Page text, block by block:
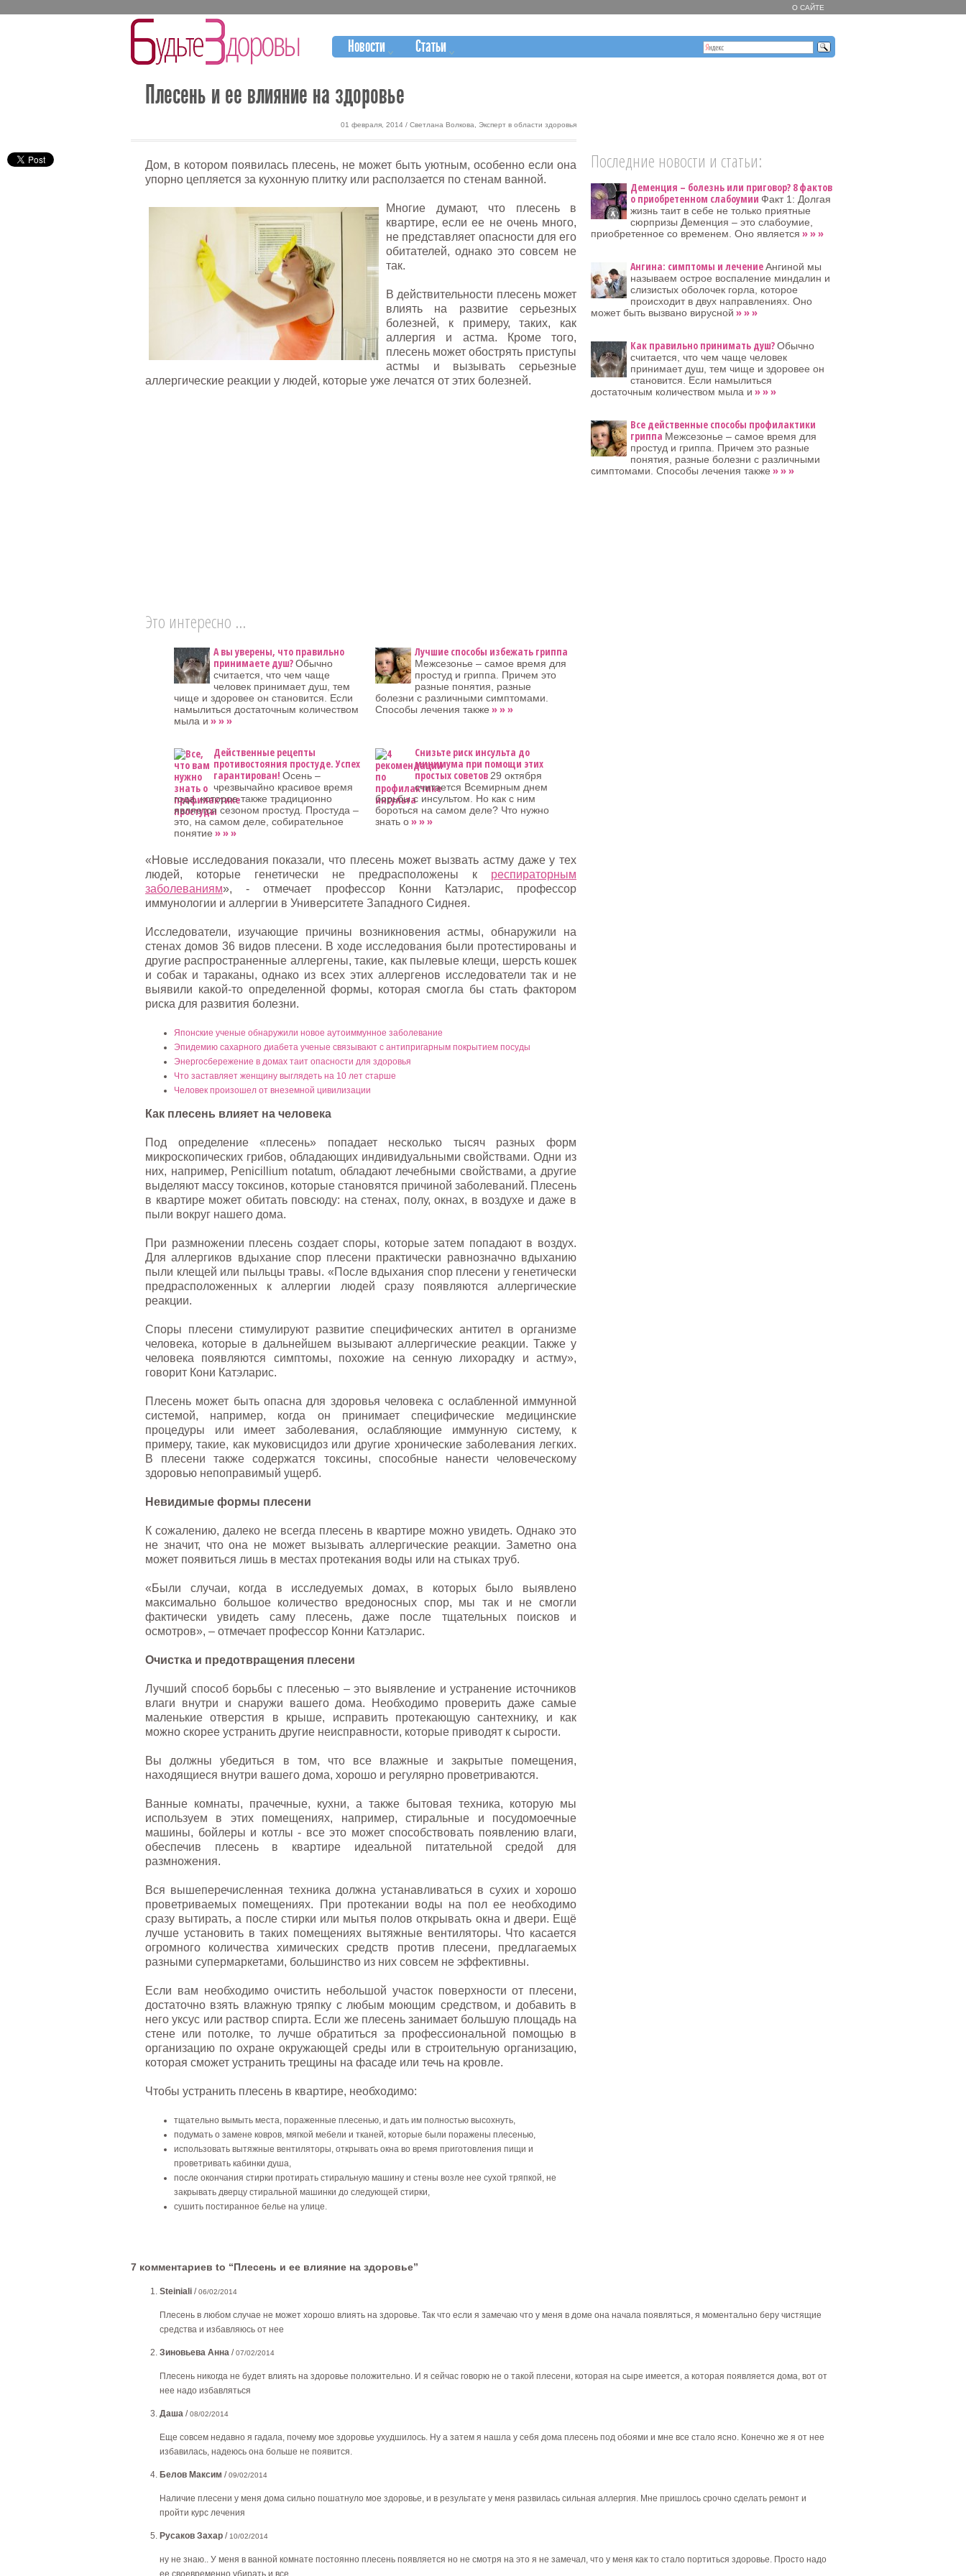
О САЙТЕ
Новости Статьи
Плесень и ее влияние на здоровье
01 февраля, 2014 / Светлана Волкова, Эксперт в области здоровья
Дом, в котором появилась плесень, не может быть уютным, особенно если она
упорно цепляется за кухонную плитку или расползается по стенам ванной.
Многие думают, что плесень в
квартире, если ее не очень много,
не представляет опасности для его
обитателей, однако это совсем не
так.
В действительности плесень может
влиять на развитие серьезных
болезней, к примеру, таких, как
аллергия и астма. Кроме того,
плесень может обострять приступы
астмы и вызывать серьезные
аллергические реакции у людей, которые уже лечатся от этих болезней.
Это интересно ...
А вы уверены, что правильно
принимаете душ?Обычно
считается, что чем чаще
человек принимает душ, тем
чище и здоровее он становится. Если
намылиться достаточным количеством
мыла и » » »
Лучшие способы избежать гриппа
Межсезонье – самое время для
простуд и гриппа. Причем это
разные понятия, разные
болезни с различными симптомами.
Способы лечения также » » »
Действенные рецепты
противостояния простуде. Успех
гарантирован! Осень –
чрезвычайно красивое время
года, которое также традиционно
является сезоном простуд. Простуда –
это, на самом деле, собирательное
понятие » » »
Снизьте риск инсульта до
минимума при помощи этих
простых советов 29 октября
считается Всемирным днем
борьбы с инсультом. Но как с ним
бороться на самом деле? Что нужно
знать о» » »
«Новые исследования показали, что плесень может вызвать астму даже у тех
людей, которые генетически не предрасположены к респираторным
заболеваниям», - отмечает профессор Конни Катэларис, профессор
иммунологии и аллергии в Университете Западного Сиднея.
Исследователи, изучающие причины возникновения астмы, обнаружили на
стенах домов 36 видов плесени. В ходе исследования были протестированы и
другие распространенные аллергены, такие, как пылевые клещи, шерсть кошек
и собак и тараканы, однако из всех этих аллергенов исследователи так и не
выявили какой-то определенной формы, которая смогла бы стать фактором
риска для развития болезни.
Японские ученые обнаружили новое аутоиммунное заболевание
Эпидемию сахарного диабета ученые связывают с антипригарным покрытием посуды
Энергосбережение в домах таит опасности для здоровья
Что заставляет женщину выглядеть на 10 лет старше
Человек произошел от внеземной цивилизации
Как плесень влияет на человека
Под определение «плесень» попадает несколько тысяч разных форм
микроскопических грибов, обладающих индивидуальными свойствами. Одни из
них, например, Penicillium notatum, обладают лечебными свойствами, а другие
выделяют массу токсинов, которые становятся причиной заболеваний. Плесень
в квартире может обитать повсюду: на стенах, полу, окнах, в воздухе и даже в
пыли вокруг нашего дома.
При размножении плесень создает споры, которые затем попадают в воздух.
Для аллергиков вдыхание спор плесени практически равнозначно вдыханию
пыли клещей или пыльцы травы. «После вдыхания спор плесени у генетически
предрасположенных к аллергии людей сразу появляются аллергические
реакции.
Споры плесени стимулируют развитие специфических антител в организме
человека, которые в дальнейшем вызывают аллергические реакции. Также у
человека появляются симптомы, похожие на сенную лихорадку и астму»,
говорит Кони Катэларис.
Плесень может быть опасна для здоровья человека с ослабленной иммунной
системой, например, когда он принимает специфические медицинские
процедуры или имеет заболевания, ослабляющие иммунную систему, к
примеру, такие, как муковисцидоз или другие хронические заболевания легких.
В плесени также содержатся токсины, способные нанести человеческому
здоровью непоправимый ущерб.
Невидимые формы плесени
К сожалению, далеко не всегда плесень в квартире можно увидеть. Однако это
не значит, что она не может вызывать аллергические реакции. Заметно она
может появиться лишь в местах протекания воды или на стыках труб.
«Были случаи, когда в исследуемых домах, в которых было выявлено
максимально большое количество вредоносных спор, мы так и не смогли
фактически увидеть саму плесень, даже после тщательных поисков и
осмотров», – отмечает профессор Конни Катэларис.
Очистка и предотвращения плесени
Лучший способ борьбы с плесенью – это выявление и устранение источников
влаги внутри и снаружи вашего дома. Необходимо проверить даже самые
маленькие отверстия в крыше, исправить протекающую сантехнику, и как
можно скорее устранить другие неисправности, которые приводят к сырости.
Вы должны убедиться в том, что все влажные и закрытые помещения,
находящиеся внутри вашего дома, хорошо и регулярно проветриваются.
Ванные комнаты, прачечные, кухни, а также бытовая техника, которую мы
используем в этих помещениях, например, стиральные и посудомоечные
машины, бойлеры и котлы - все это может способствовать появлению влаги,
обеспечив плесень в квартире идеальной питательной средой для
размножения.
Вся вышеперечисленная техника должна устанавливаться в сухих и хорошо
проветриваемых помещениях. При протекании воды на пол ее необходимо
сразу вытирать, а после стирки или мытья полов открывать окна и двери. Ещё
лучше установить в таких помещениях вытяжные вентиляторы. Что касается
огромного количества химических средств против плесени, предлагаемых
разными супермаркетами, большинство из них совсем не эффективны.
Если вам необходимо очистить небольшой участок поверхности от плесени,
достаточно взять влажную тряпку с любым моющим средством, и добавить в
него уксус или раствор спирта. Если же плесень занимает большую площадь на
стене или потолке, то лучше обратиться за профессиональной помощью в
организацию по охране окружающей среды или в строительную организацию,
которая сможет устранить трещины на фасаде или течь на кровле.
Чтобы устранить плесень в квартире, необходимо:
тщательно вымыть места, пораженные плесенью, и дать им полностью высохнуть,
подумать о замене ковров, мягкой мебели и тканей, которые были поражены плесенью,
использовать вытяжные вентиляторы, открывать окна во время приготовления пищи и
проветривать кабинки душа,
после окончания стирки протирать стиральную машину и стены возле нее сухой тряпкой, не
закрывать дверцу стиральной машинки до следующей стирки,
сушить постиранное белье на улице.
Последние новости и статьи:
Деменция – болезнь или приговор? 8 фактов
о приобретенном слабоумии Факт 1: Долгая
жизнь таит в себе не только приятные
сюрпризы Деменция – это слабоумие,
приобретенное со временем. Оно является » » »
Ангина: симптомы и лечениеАнгиной мы
называем острое воспаление миндалин и
слизистых оболочек горла, которое
происходит в двух направлениях. Оно
может быть вызвано вирусной » » »
Как правильно принимать душ?Обычно
считается, что чем чаще человек
принимает душ, тем чище и здоровее он
становится. Если намылиться
достаточным количеством мыла и » » »
Все действенные способы профилактики
гриппа Межсезонье – самое время для
простуд и гриппа. Причем это разные
понятия, разные болезни с различными
симптомами. Способы лечения также » » »
7 комментариев to “Плесень и ее влияние на здоровье”
Steiniali /06/02/2014
Плесень в любом случае не может хорошо влиять на здоровье. Так что если я замечаю что у меня в доме она начала появляться, я моментально беру чистящие
средства и избавляюсь от нее
Зиновьева Анна /07/02/2014
Плесень никогда не будет влиять на здоровье положительно. И я сейчас говорю не о такой плесени, которая на сыре имеется, а которая появляется дома, вот от
нее надо избавляться
Даша /08/02/2014
Еще совсем недавно я гадала, почему мое здоровье ухудшилось. Ну а затем я нашла у себя дома плесень под обоями и мне все стало ясно. Конечно же я от нее
избавилась, надеюсь она больше не появится.
Белов Максим /09/02/2014
Наличие плесени у меня дома сильно пошатнуло мое здоровье, и в результате у меня развилась сильная аллергия. Мне пришлось срочно сделать ремонт и
пройти курс лечения
Русаков Захар / 10/02/2014
ну не знаю.. У меня в ванной комнате постоянно плесень появляется но не смотря на это я не замечал, что у меня как то стало портиться здоровье. Просто надо
ее своевременно убирать и все